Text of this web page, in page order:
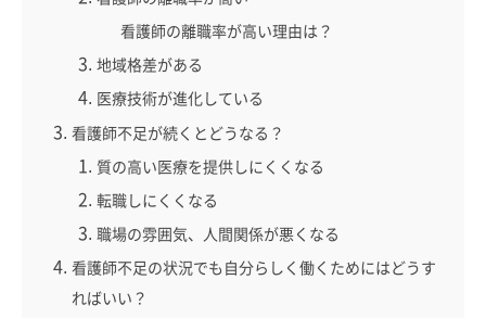
看護師の離職率が高い理由は？
地域格差がある
医療技術が進化している
看護師不足が続くとどうなる？
質の高い医療を提供しにくくなる
転職しにくくなる
職場の雰囲気、人間関係が悪くなる
看護師不足の状況でも自分らしく働くためにはどうす
ればいい？